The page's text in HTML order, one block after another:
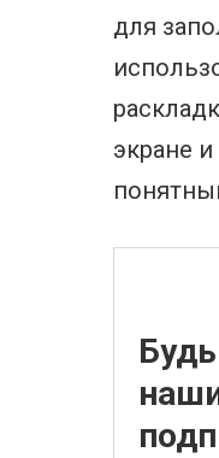
для
экране